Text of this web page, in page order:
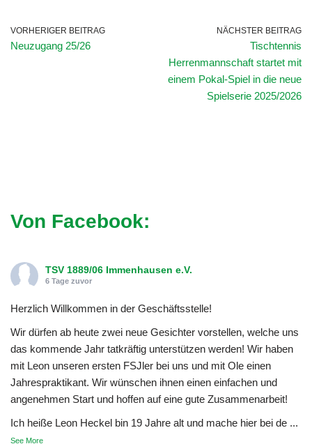
VORHERIGER BEITRAG
Neuzugang 25/26
NÄCHSTER BEITRAG
Tischtennis
Herrenmannschaft startet mit
einem Pokal-Spiel in die neue
Spielserie 2025/2026
Von Facebook:
TSV 1889/06 Immenhausen e.V.
6 Tage zuvor
Herzlich Willkommen in der Geschäftsstelle!
Wir dürfen ab heute zwei neue Gesichter vorstellen, welche uns
das kommende Jahr tatkräftig unterstützen werden! Wir haben
mit Leon unseren ersten FSJler bei uns und mit Ole einen
Jahrespraktikant. Wir wünschen ihnen einen einfachen und
angenehmen Start und hoffen auf eine gute Zusammenarbeit!
Ich heiße Leon Heckel bin 19 Jahre alt und mache hier bei de ...
See More